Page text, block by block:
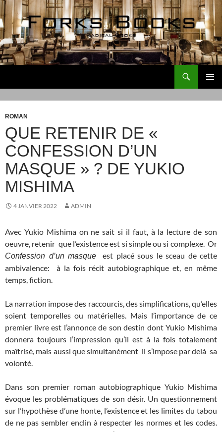
Aller
au
contenu
ROMAN
QUE RETENIR DE «
CONFESSION D’UN
MASQUE » ? DE YUKIO
MISHIMA
4 JANVIER 2022 ADMIN
Avec Yukio Mishima on ne sait si il faut, à la lecture de son
oeuvre, retenir que l’existence est si simple ou si complexe. Or
Confession d’un masque est placé sous le sceau de cette
ambivalence: à la fois récit autobiographique et, en même
temps, fiction.
La narration impose des raccourcis, des simplifications, qu’elles
soient temporelles ou matérielles. Mais l’importance de ce
premier livre est l’annonce de son destin dont Yukio Mishima
donnera toujours l’impression qu’il est à la fois totalement
maîtrisé, mais aussi que simultanément il s’impose par delà sa
volonté.
Dans son premier roman autobiographique Yukio Mishima
évoque les problématiques de son désir. Un questionnement
sur l’hypothèse d’une honte, l’existence et les limites du tabou
de ne pas sembler enclin à respecter les normes et les codes.